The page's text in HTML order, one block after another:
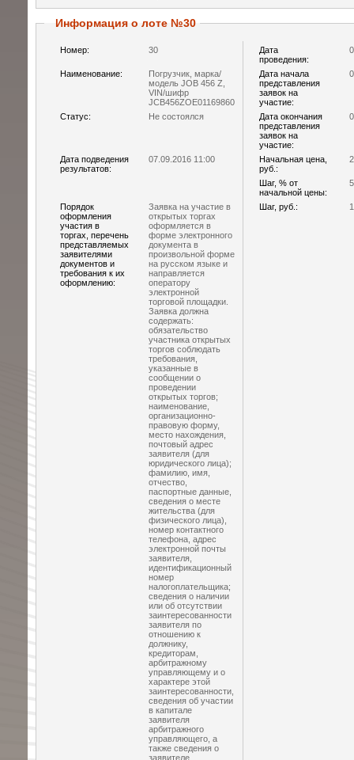
Информация о лоте №30
Номер: 30
Дата
проведения:
Наименование:
Погрузчик, марка/
модель JOB 456 Z,
VIN/шифр
JCB456ZOE01169860
Дата начала
представления
заявок на
участие:
Статус: Не состоялся
Дата окончания
представления
заявок на
участие:
Дата подведения
результатов:
07.09.2016 11:00
Начальная цена,
руб.:
Шаг, % от
начальной цены:
Порядок
оформления
участия в
торгах, перечень
представляемых
заявителями
документов и
требования к их
оформлению:
Заявка на участие в
открытых торгах
оформляется в
форме электронного
документа в
произвольной форме
на русском языке и
направляется
оператору
электронной
торговой площадки.
Заявка должна
содержать:
обязательство
участника открытых
торгов соблюдать
требования,
указанные в
сообщении о
проведении
открытых торгов;
наименование,
организационно-
правовую форму,
место нахождения,
почтовый адрес
заявителя (для
юридического лица);
фамилию, имя,
отчество,
паспортные данные,
сведения о месте
жительства (для
физического лица),
номер контактного
телефона, адрес
электронной почты
заявителя,
идентификационный
номер
налогоплательщика;
сведения о наличии
или об отсутствии
заинтересованности
заявителя по
отношению к
должнику,
кредиторам,
арбитражному
управляющему и о
характере этой
заинтересованности,
сведения об участии
в капитале
заявителя
арбитражного
управляющего, а
также сведения о
заявителе,
Шаг, руб.: